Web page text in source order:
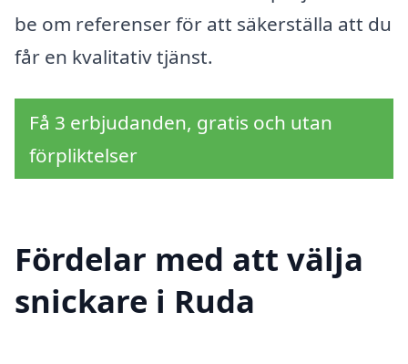
be om referenser för att säkerställa att du
får en kvalitativ tjänst.
Få 3 erbjudanden, gratis och utan
förpliktelser
Fördelar med att välja
snickare i Ruda